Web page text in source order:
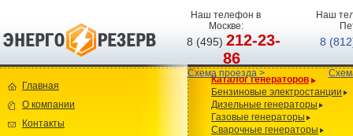
Наш телефон в
Москве:
8 (495)212-23-
86
Схема проезда >
Наш
8
Главная
О компании
Контакты
Каталог генераторов
Бензиновые электростанции
Дизельные генераторы
Газовые генераторы
Сварочные генераторы